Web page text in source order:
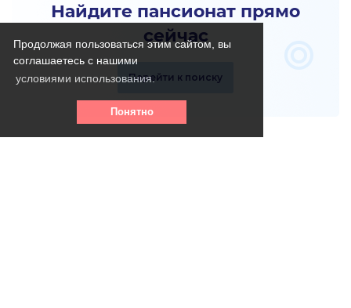
Продолжая пользоваться этим сайтом, вы
соглашаетесь с нашими
условиями использования.
Понятно
Найдите пансионат прямо
сейчас
Перейти к поиску